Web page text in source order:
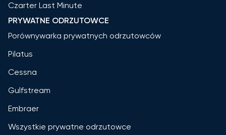
Czarter Last Minute
PRYWATNE ODRZUTOWCE
Porównywarka prywatnych odrzutowców
Pilatus
Cessna
Gulfstream
Embraer
Wszystkie prywatne odrzutowce